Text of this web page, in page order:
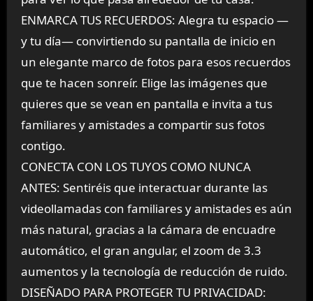
ENMARCA TUS RECUERDOS: Alegra tu espacio —
y tu día— convirtiendo su pantalla de inicio en
un elegante marco de fotos para esos recuerdos
que te hacen sonreír. Elige las imágenes que
quieres que se vean en pantalla e invita a tus
familiares y amistades a compartir sus fotos
contigo.
CONECTA CON LOS TUYOS COMO NUNCA
ANTES: Sentiréis que interactuar durante las
videollamadas con familiares y amistades es aún
más natural, gracias a la cámara de encuadre
automático, el gran angular, el zoom de 3.3
aumentos y la tecnología de reducción de ruido.
DISEÑADO PARA PROTEGER TU PRIVACIDAD: